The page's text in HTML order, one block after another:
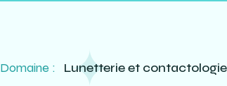
Domaine : Lunetterie et contactologie